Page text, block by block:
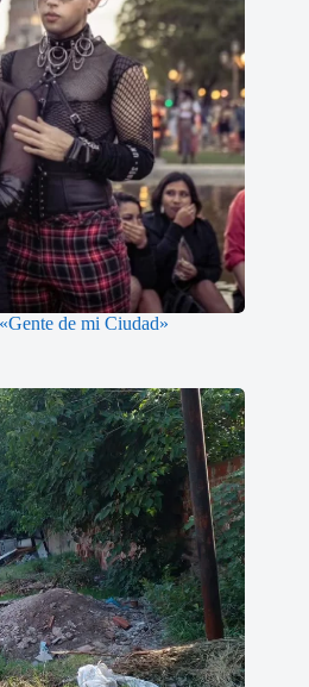
de mi Ciudad»